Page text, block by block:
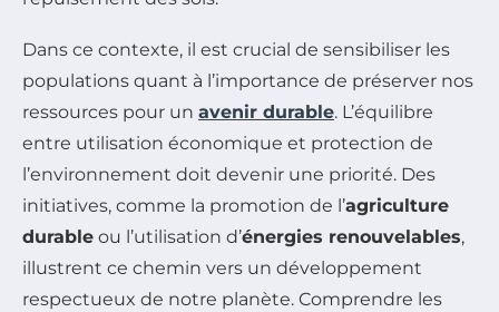
Dans ce contexte, il est crucial de sensibiliser les
populations quant à l’importance de préserver nos
ressources pour un avenir durable. L’équilibre
entre utilisation économique et protection de
l’environnement doit devenir une priorité. Des
initiatives, comme la promotion de l’agriculture
durable ou l’utilisation d’énergies renouvelables,
illustrent ce chemin vers un développement
respectueux de notre planète. Comprendre les